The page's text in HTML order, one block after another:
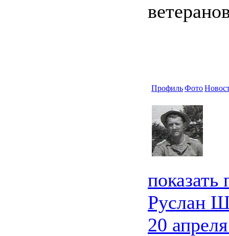
ПрофильФото
Руслан
20